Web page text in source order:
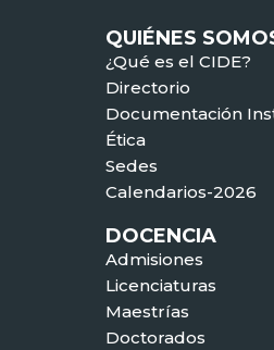
QUIÉNES
¿Qué es el CIDE?
Directorio
Documentación
Ética
Sedes
Calendarios-2026
DOCENCIA
Admisiones
Licenciaturas
Maestrías
Doctorados